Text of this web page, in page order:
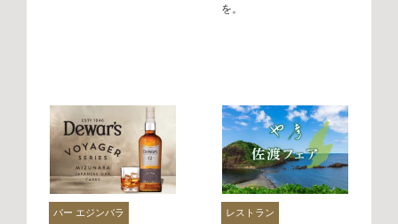
を。
バー エジンバラ レストラン